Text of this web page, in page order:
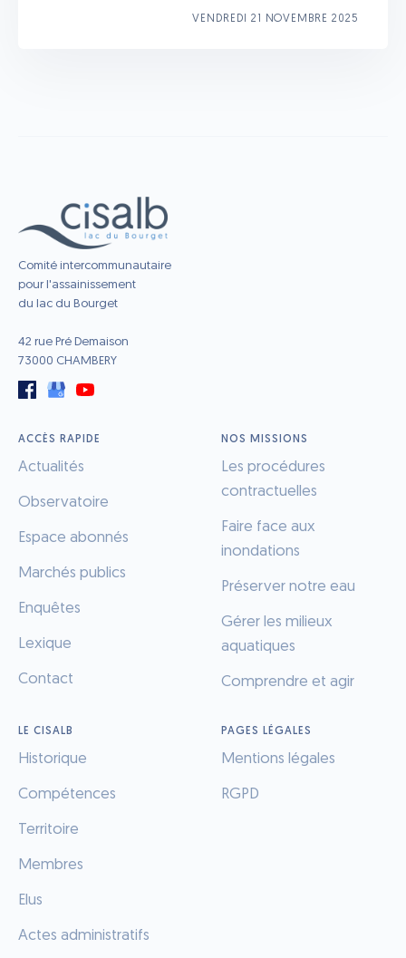
VENDREDI 21 NOVEMBRE 2025
Comité intercommunautaire
pour l'assainissement
du lac du Bourget
42 rue Pré Demaison
73000 CHAMBERY
ACCÈS RAPIDE
Actualités
Observatoire
Espace abonnés
Marchés publics
Enquêtes
Lexique
Contact
NOS MISSIONS
Les procédures
contractuelles
Faire face aux
inondations
Préserver notre eau
Gérer les milieux
aquatiques
Comprendre et agir
LE CISALB
Historique
Compétences
Territoire
Membres
Elus
Actes administratifs
PAGES LÉGALES
Mentions légales
RGPD